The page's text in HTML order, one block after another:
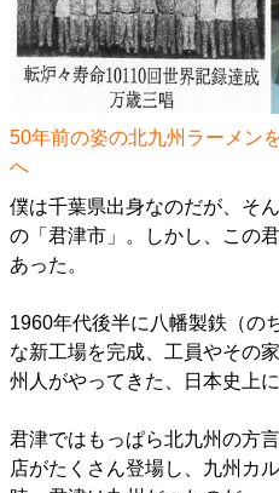
50年前の姿の北九州ラーメン
へ
僕は千葉県出身なのだが、そ
の「君津市」。しかし、この
あった。
1960年代後半に八幡製鉄（の
な新工場を完成、工員やその
州人がやってきた、日本史上
君津ではもっぱら北九州の方
店がたくさん登場し、九州カ